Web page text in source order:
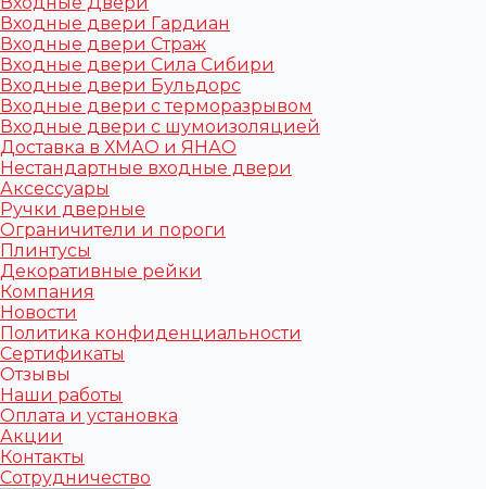
Входные двери Гардиан
Входные двери Страж
Входные двери Сила Сибири
Входные двери Бульдорс
Входные двери с терморазрывом
Входные двери с шумоизоляцией
Доставка в ХМАО и ЯНАО
Нестандартные входные двери
Аксессуары
Ручки дверные
Ограничители и пороги
Плинтусы
Декоративные рейки
Компания
Новости
Политика конфиденциальности
Сертификаты
Отзывы
Наши работы
Оплата и установка
Акции
Контакты
Сотрудничество